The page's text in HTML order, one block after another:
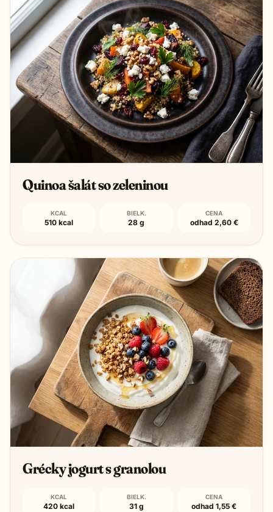
Quinoa šalát so zeleninou
KCAL
510 kcal
BIELK.
28 g
CENA
odhad 2,60 €
Grécky jogurt s granolou
KCAL
420 kcal
BIELK.
31 g
CENA
odhad 1,55 €